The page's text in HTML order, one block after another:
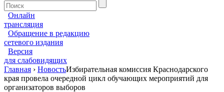
Онлайн
трансляция
Обращение в редакцию
сетевого издания
Версия
для слабовидящих
Главная › НовостьИзбирательная комиссия Краснодарского
края провела очередной цикл обучающих мероприятий для
организаторов выборов